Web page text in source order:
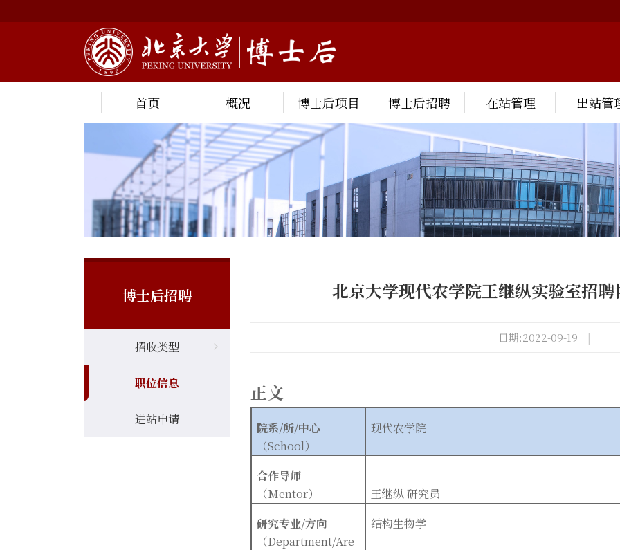
首页 概况 博士后项目 博士后招聘 在站管理 出站管
博士后招聘
招收类型
职位信息
进站申请
北京大学现代农学院王继纵实验室招
日期:2022-09-19 |
正文
院系/所/中心
（School）
现代农学院
合作导师
（Mentor）
王继纵 研究员
研究专业/方向
（Department/Are
结构生物学